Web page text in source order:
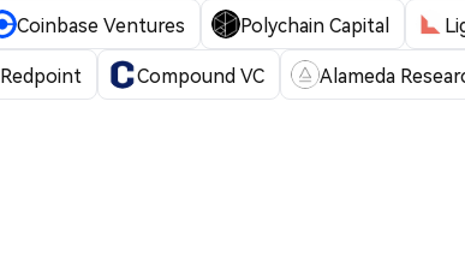
Coinbase Ventures Polychain Capital
Redpoint Compound VC Alameda